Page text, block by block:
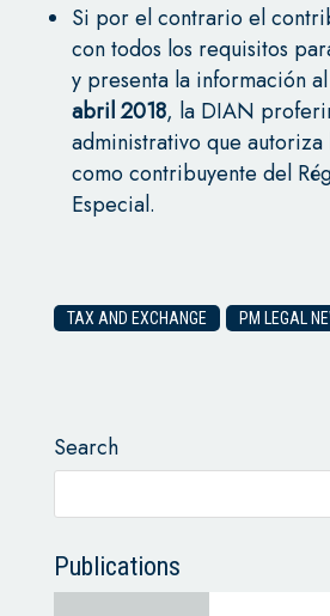
Si por el contrario el
con todos los requisitos
y presenta la información al
abril 2018, la DIAN
administrativo que
como contribuyente del
Especial.
TAX AND EXCHANGE PM LEGAL
Search
Publications